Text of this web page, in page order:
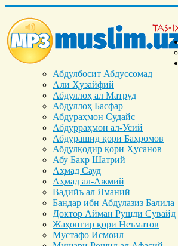
Абдулбосит Абдуссомад
Али Ҳузайфий
Абдуллоҳ ал Матруд
Абдуллоҳ Басфар
Абдураҳмон Судайс
Абдурраҳмон ал-Усий
Абдурашид қори Баҳромов
Абдулқодир қори Ҳусанов
Абу Бакр Шатрий
Аҳмад Сауд
Аҳмад ал-Ажмий
Вадийъ ал Яманий
Бандар ибн Абдулазиз Балила
Доктор Айман Рушди Сувайд
Жаҳонгир қори Неъматов
Мустафо Исмоил